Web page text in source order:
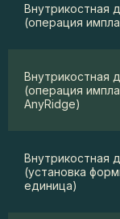
Внутрикостная
(операция
Внутрикостная
(операция
AnyRidge)
Внутрикостная
(установка
единица)